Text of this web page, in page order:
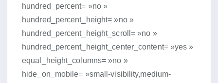
hundred_percent= »no »
hundred_percent_height= »no »
hundred_percent_height_scroll= »no »
hundred_percent_height_center_content= »yes »
equal_height_columns= »no »
hide_on_mobile= »small-visibility,medium-